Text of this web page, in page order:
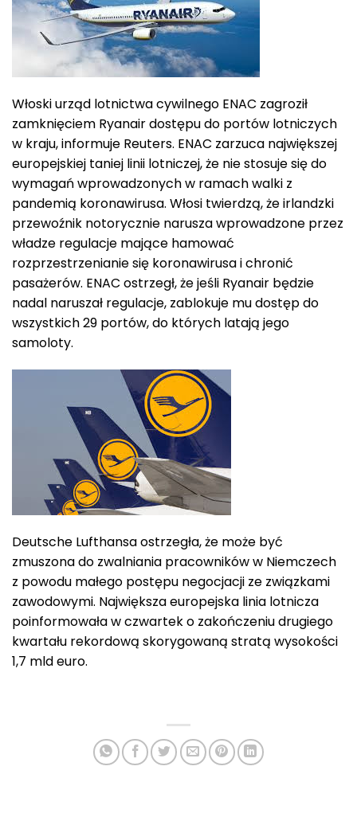
Włoski urząd lotnictwa cywilnego ENAC zagroził
zamknięciem Ryanair dostępu do portów lotniczych
w kraju, informuje Reuters. ENAC zarzuca największej
europejskiej taniej linii lotniczej, że nie stosuje się do
wymagań wprowadzonych w ramach walki z
pandemią koronawirusa. Włosi twierdzą, że irlandzki
przewoźnik notorycznie narusza wprowadzone przez
władze regulacje mające hamować
rozprzestrzenianie się koronawirusa i chronić
pasażerów. ENAC ostrzegł, że jeśli Ryanair będzie
nadal naruszał regulacje, zablokuje mu dostęp do
wszystkich 29 portów, do których latają jego
samoloty.
Deutsche Lufthansa ostrzegła, że może być
zmuszona do zwalniania pracowników w Niemczech
z powodu małego postępu negocjacji ze związkami
zawodowymi. Największa europejska linia lotnicza
poinformowała w czwartek o zakończeniu drugiego
kwartału rekordową skorygowaną stratą wysokości
1,7 mld euro.